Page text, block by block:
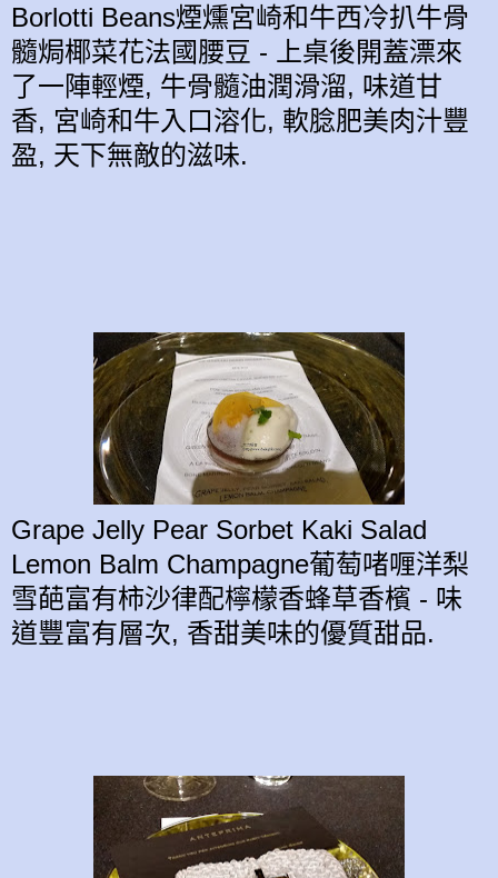
Borlotti Beans煙燻宮崎和牛西冷扒牛骨
髓焗椰菜花法國腰豆 - 上桌後開蓋漂來
了一陣輕煙, 牛骨髓油潤滑溜, 味道甘
香, 宮崎和牛入口溶化, 軟腍肥美肉汁豐
盈, 天下無敵的滋味.
Grape Jelly Pear Sorbet Kaki Salad
Lemon Balm Champagne葡萄啫喱洋梨
雪葩富有柿沙律配檸檬香蜂草香檳 - 味
道豐富有層次, 香甜美味的優質甜品.